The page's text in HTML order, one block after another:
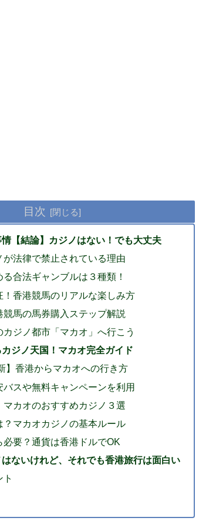
目次
【結論】カジノはない！でも大丈夫
が法律で禁止されている理由
合法ギャンブルは３種類！
！香港競馬のリアルな楽しみ方
競馬の馬券購入ステップ解説
カジノ都市「マカオ」へ行こう
ジノ天国！マカオ完全ガイド
】香港からマカオへの行き方
バスや無料キャンペーンを利用
マカオのおすすめカジノ３選
？マカオカジノの基本ルール
必要？通貨は香港ドルでOK
ないけれど、それでも香港旅行は面白い